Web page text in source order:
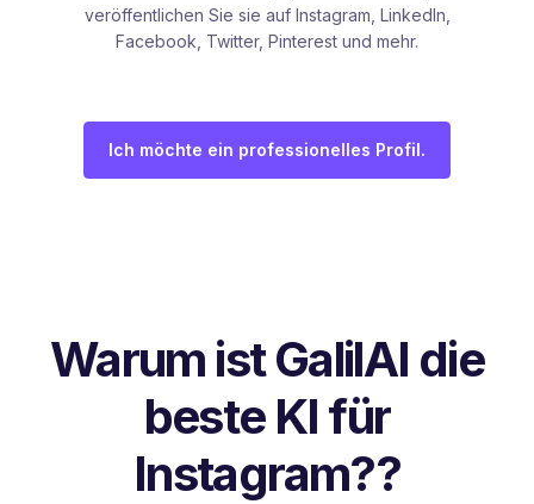
veröffentlichen Sie sie auf Instagram, LinkedIn,
Facebook, Twitter, Pinterest und mehr.
Ich möchte ein professionelles Profil.
Warum ist GalilAI die
beste KI für
Instagram??